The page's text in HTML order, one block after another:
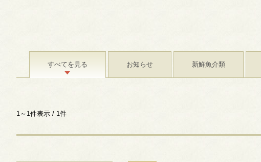
すべてを見る お知らせ 新鮮魚介類
1～1件表示 / 1件